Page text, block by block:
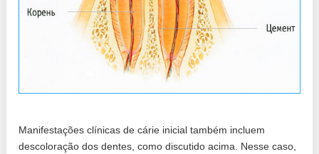
Manifestações clínicas de cárie inicial também incluem
descoloração dos dentes, como discutido acima. Nesse caso,